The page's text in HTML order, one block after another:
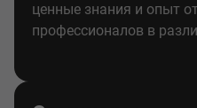
ценные знания и опыт
профессионалов в